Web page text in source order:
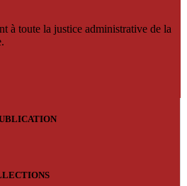
à toute la justice administrative de la